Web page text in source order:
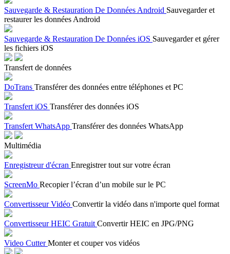
Sauvegarde & Restauration De Données Android Sauvegarder et
restaurer les données Android
Sauvegarde & Restauration De Données iOS Sauvegarder et gérer
les fichiers iOS
Transfert de données
DoTrans Transférer des données entre téléphones et PC
Transfert iOS Transférer des données iOS
Transfert WhatsApp Transférer des données WhatsApp
Multimédia
Enregistreur d'écran Enregistrer tout sur votre écran
ScreenMo Recopier l’écran d’un mobile sur le PC
Convertisseur Vidéo Convertir la vidéo dans n'importe quel format
Convertisseur HEIC Gratuit Convertir HEIC en JPG/PNG
Video Cutter Monter et couper vos vidéos